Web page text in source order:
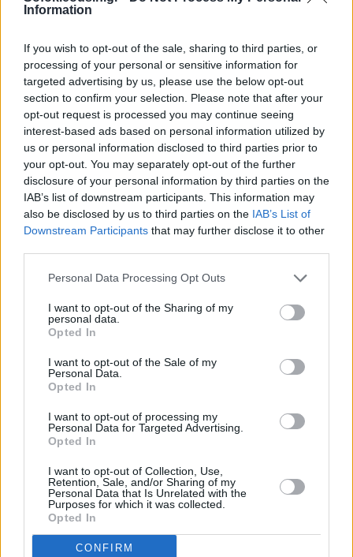
Information
If you wish to opt-out of the sale, sharing to third parties, or
processing of your personal or sensitive information for
targeted advertising by us, please use the below opt-out
section to confirm your selection. Please note that after your
opt-out request is processed you may continue seeing
interest-based ads based on personal information utilized by
us or personal information disclosed to third parties prior to
your opt-out. You may separately opt-out of the further
disclosure of your personal information by third parties on the
IAB’s list of downstream participants. This information may
also be disclosed by us to third parties on the IAB’s List of
Downstream Participants that may further disclose it to other
Personal Data Processing Opt Outs
I want to opt-out of the Sharing of my
personal data.
Opted In
I want to opt-out of the Sale of my
Personal Data.
Opted In
I want to opt-out of processing my
Personal Data for Targeted Advertising.
Opted In
I want to opt-out of Collection, Use,
Retention, Sale, and/or Sharing of my
Personal Data that Is Unrelated with the
Purposes for which it was collected.
Opted In
CONFIRM
μάλιστα, θα διατηρηθούν και το επόμενο διάστημα,
απέναντι στην Πολιτεία.
«Η πραγματικότητα αυτή περιγράφει με αναλυτικά
στοιχεία η επίσημη ανακοίνωση της Ανεξάρτητης
Αρχής Ελέγχου της Αγοράς, η οποία δόθηκε στη
δημοσιότητα την Παρασκευή.»